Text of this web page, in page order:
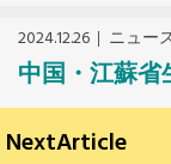
2024.12.26 ニュー
中国・江蘇
NextArticle